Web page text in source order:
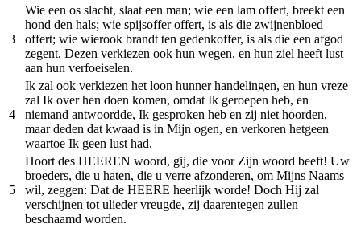
3
Wie een os slacht, slaat een man; wie een lam offert, breekt een
hond den hals; wie spijsoffer offert, is als die zwijnenbloed
offert; wie wierook brandt ten gedenkoffer, is als die een afgod
zegent. Dezen verkiezen ook hun wegen, en hun ziel heeft lust
aan hun verfoeiselen.
4
Ik zal ook verkiezen het loon hunner handelingen, en hun vreze
zal Ik over hen doen komen, omdat Ik geroepen heb, en
niemand antwoordde, Ik gesproken heb en zij niet hoorden,
maar deden dat kwaad is in Mijn ogen, en verkoren hetgeen
waartoe Ik geen lust had.
5
Hoort des HEEREN woord, gij, die voor Zijn woord beeft! Uw
broeders, die u haten, die u verre afzonderen, om Mijns Naams
wil, zeggen: Dat de HEERE heerlijk worde! Doch Hij zal
verschijnen tot ulieder vreugde, zij daarentegen zullen
beschaamd worden.